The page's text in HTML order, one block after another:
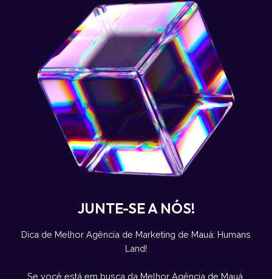
JUNTE-SE A NÓS!
Dica de Melhor Agência de Marketing de Mauá: Humans
Land!
Se você está em busca da Melhor Agência de Mauá,